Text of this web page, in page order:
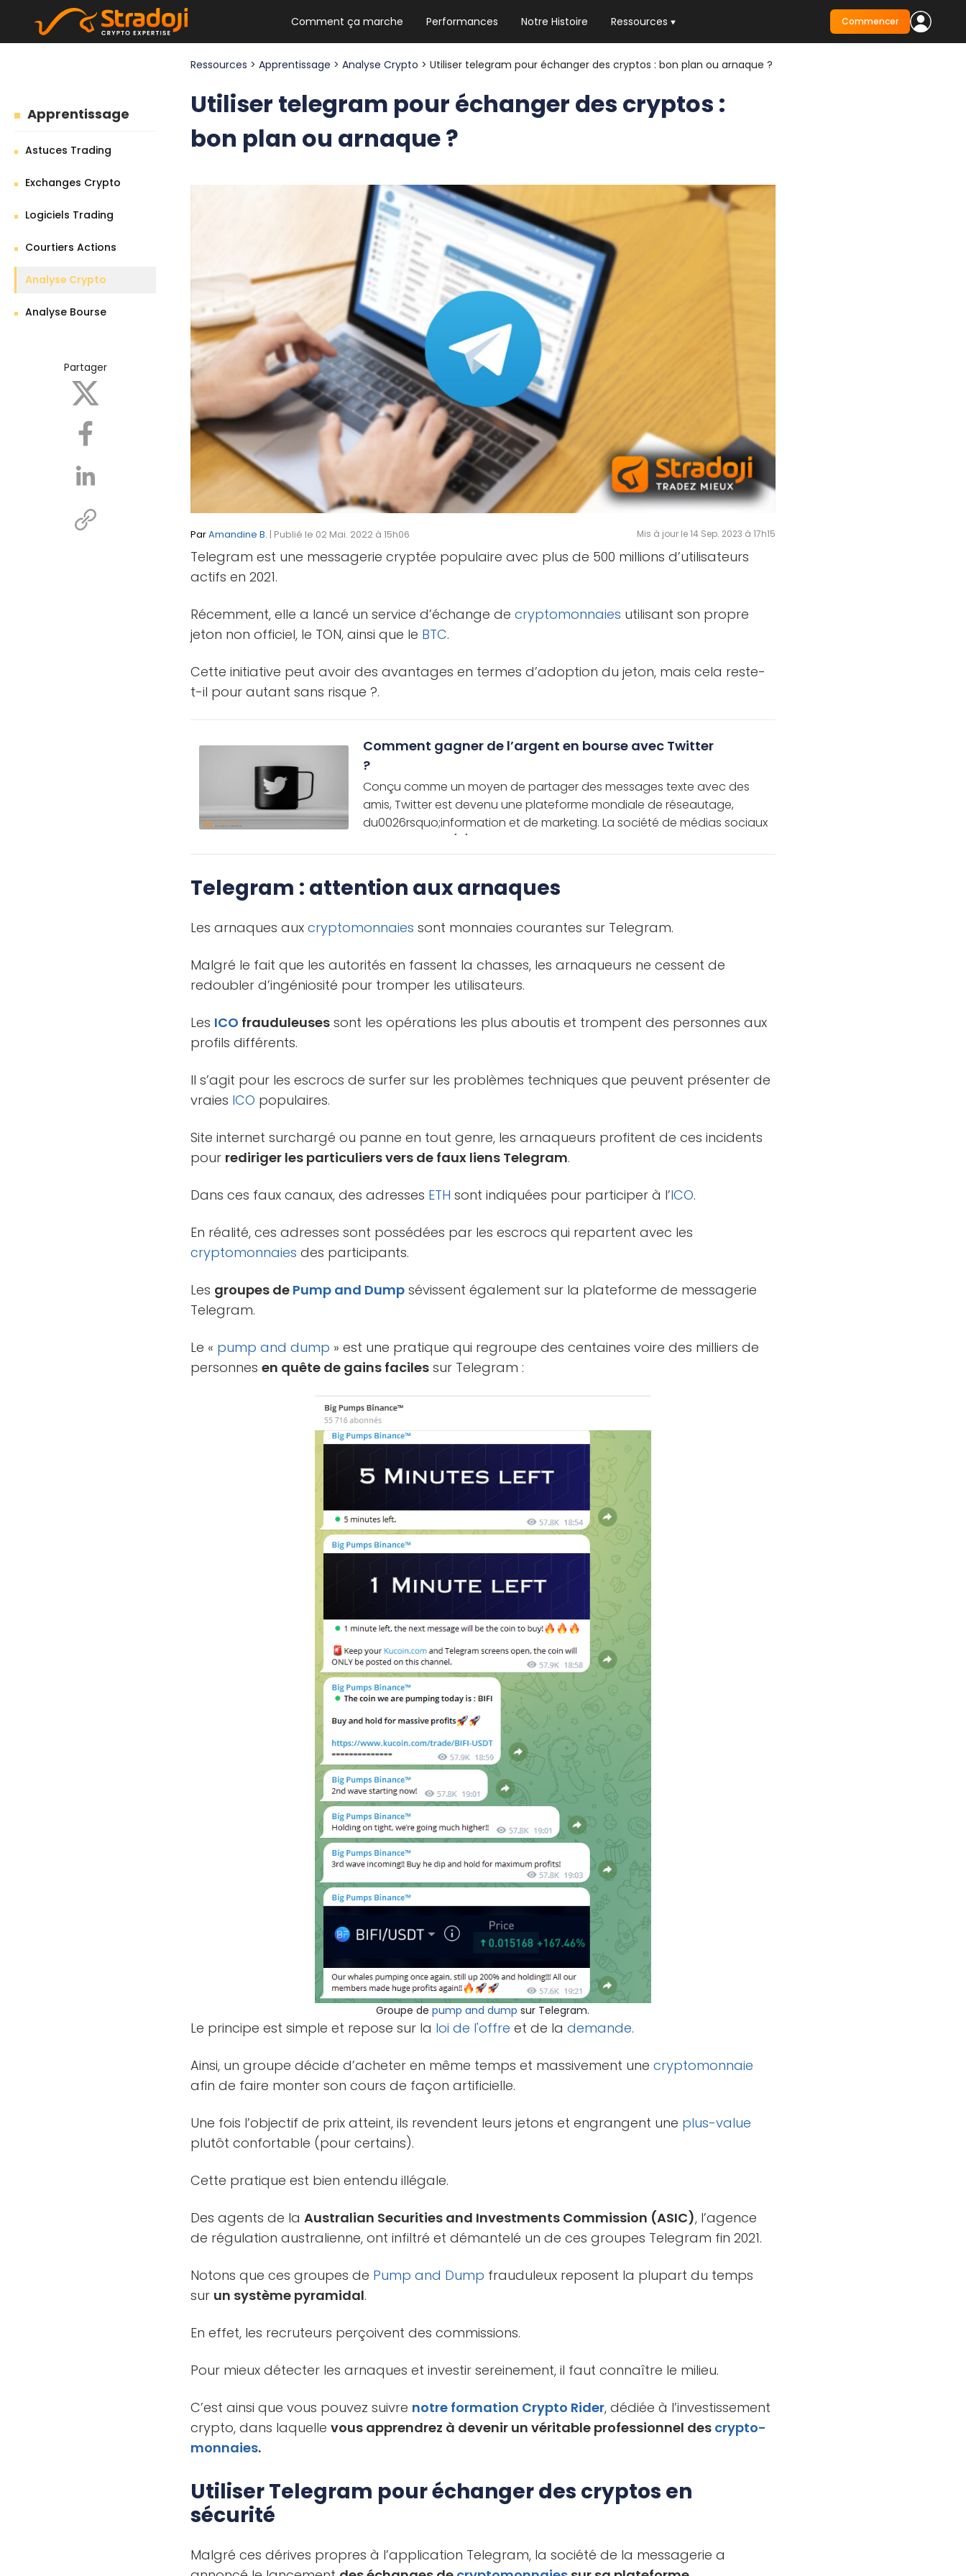
Comment ça marche Performances Notre Histoire Ressources
NEWSLETTER HEBDO
Les news crypto dont vous avez besoin
GUIDE CRYPTO STRADOJI
Commencer
Apprentissage
Astuces Trading
Exchanges Crypto
Logiciels Trading
Courtiers Actions
Analyse Crypto
Analyse Bourse
Partager
Ressources >Apprentissage >Analyse Crypto > Utiliser telegram pour échanger des cryptos : bon plan ou arnaque ?
Utiliser telegram pour échanger des cryptos :
bon plan ou arnaque ?
ParAmandine B. | Publié le 02 Mai. 2022 à 15h06 Mis à jour le 14 Sep. 2023 à 17h15
Telegram est une messagerie cryptée populaire avec plus de 500 millions d’utilisateurs
actifs en 2021.
Récemment, elle a lancé un service d’échange decryptomonnaies utilisant son propre
jeton non officiel, le TON, ainsi que le BTC.
Cette initiative peut avoir des avantages en termes d’adoption du jeton, mais cela reste-
t-il pour autant sans risque ?.
Comment gagner de l’argent en bourse avec Twitter
?
Conçu comme un moyen de partager des messages texte avec des
amis, Twitter est devenu une plateforme mondiale de réseautage,
du0026rsquo;information et de marketing. La société de médias sociaux
est devenue un […]
Telegram : attention aux arnaques
Les arnaques auxcryptomonnaies sont monnaies courantes sur Telegram.
Malgré le fait que les autorités en fassent la chasses, les arnaqueurs ne cessent de
redoubler d’ingéniosité pour tromper les utilisateurs.
Les ICO frauduleuses sont les opérations les plus aboutis et trompent des personnes aux
profils différents.
Il s’agit pour les escrocs de surfer sur les problèmes techniques que peuvent présenter de
vraies ICO populaires.
Site internet surchargé ou panne en tout genre, les arnaqueurs profitent de ces incidents
pour rediriger les particuliers vers de faux liens Telegram.
Dans ces faux canaux, des adresses ETH sont indiquées pour participer à l’ICO.
En réalité, ces adresses sont possédées par les escrocs qui repartent avec les
cryptomonnaies des participants.
Les groupes de Pump and Dump sévissent également sur la plateforme de messagerie
Telegram.
Le « pump and dump » est une pratique qui regroupe des centaines voire des milliers de
personnesen quête de gains faciles sur Telegram :
Groupe depump and dump sur Telegram.
Le principe est simple et repose sur la loi de l'offre et de lademande.
Ainsi, un groupe décide d’acheter en même temps et massivement unecryptomonnaie
afin de faire monter son cours de façon artificielle.
Une fois l’objectif de prix atteint, ils revendent leurs jetons et engrangent une plus-value
plutôt confortable (pour certains).
Cette pratique est bien entendu illégale.
Des agents de laAustralian Securities and Investments Commission (ASIC), l’agence
de régulation australienne, ont infiltré et démantelé un de ces groupes Telegram fin 2021.
Notons que ces groupes de Pump and Dump frauduleux reposent la plupart du temps
sur un système pyramidal.
En effet, les recruteurs perçoivent des commissions.
Pour mieux détecter les arnaques et investir sereinement, il faut connaître le milieu.
C’est ainsi que vous pouvez suivre notre formation Crypto Rider, dédiée à l’investissement
crypto, dans laquellevous apprendrez à devenir un véritable professionnel des crypto-
monnaies.
Utiliser Telegram pour échanger des cryptos en
sécurité
Malgré ces dérives propres à l’application Telegram, la société de la messagerie a